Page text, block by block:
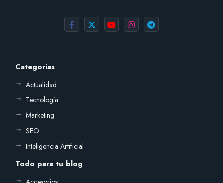
Categorias
Actualidad
Tecnología
Marketing
SEO
Inteligencia Artificial
Todo para tu blog